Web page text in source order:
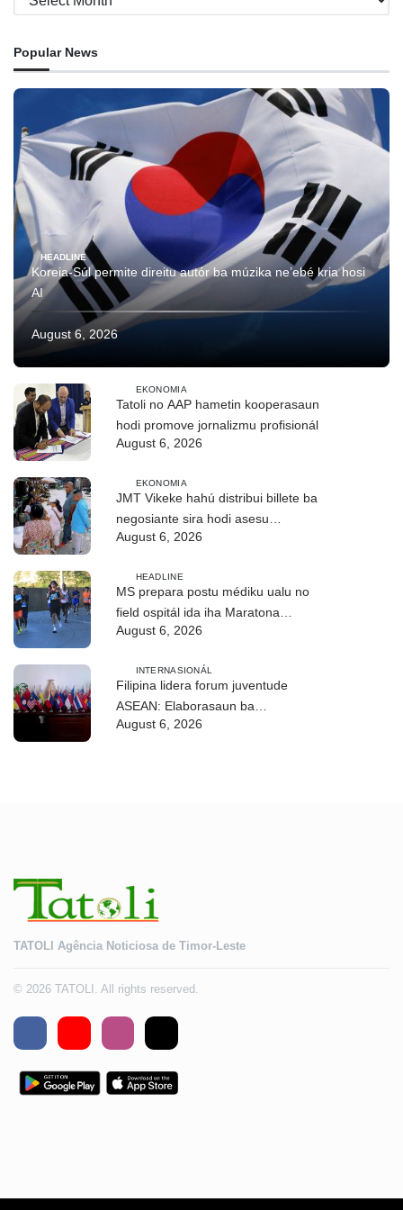
Popular News
HEADLINE
Koreia-Súl permite direitu autór ba múzika ne’ebé kria hosi
AI
August 6, 2026
EKONOMIA
Tatoli no AAP hametin kooperasaun
hodi promove jornalizmu profisionál
August 6, 2026
EKONOMIA
JMT Vikeke hahú distribui billete ba
negosiante sira hodi asesu
August 6, 2026
HEADLINE
MS prepara postu médiku ualu no
field ospitál ida iha Maratona
Internasionál Dili
August 6, 2026
INTERNASIONÁL
Filipina lidera forum juventude
ASEAN: Elaborasaun ba
deklarasaun reziliénsia dijitál
August 6, 2026
TATOLI Agência Noticiosa de Timor-Leste
© 2026 TATOLI. All rights reserved.